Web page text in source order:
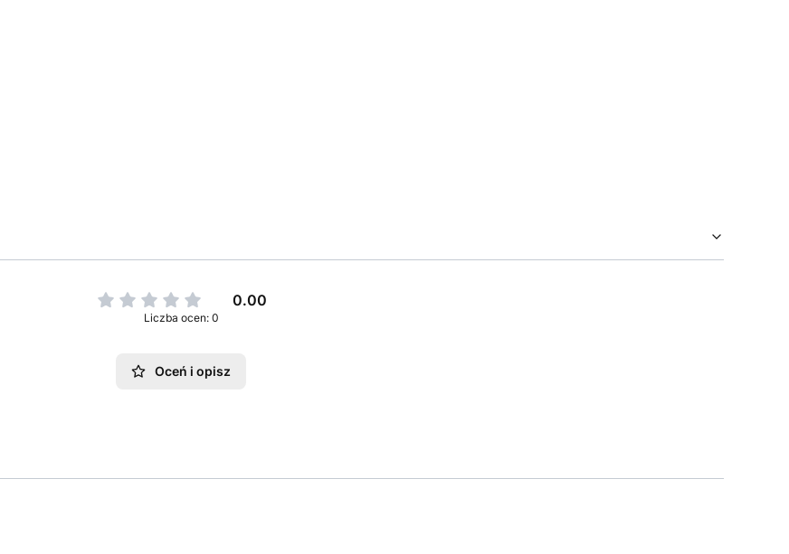
0.00
Liczba ocen: 0
Oceń i opisz